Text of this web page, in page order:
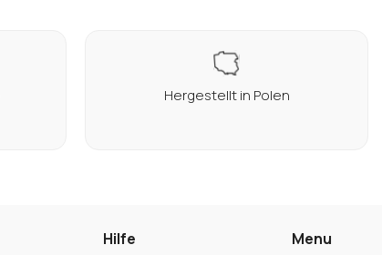
Hergestellt in Polen
Hilfe Menu